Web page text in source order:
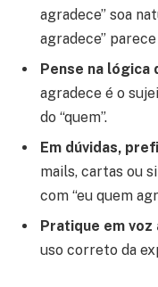
agradece” soa
agradece”
Pense na lógica
agradece é o
do “quem”.
Em dúvidas,
mails, cartas ou
com “eu quem
Pratique em voz
uso correto da